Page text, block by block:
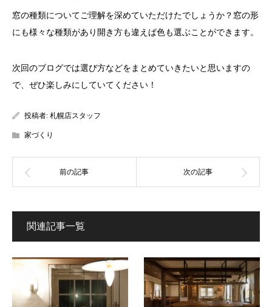
窓の種類についてご理解を深めていただけたでしょうか？窓の形
にも様々な種類があり開き方も違えば色も選ぶことができます。
次回のブログでは選び方などをまとめていきたいと思いますの
で、ぜひ楽しみにしていてください！
投稿者: 札幌店スタッフ
家づくり
関連記事一覧